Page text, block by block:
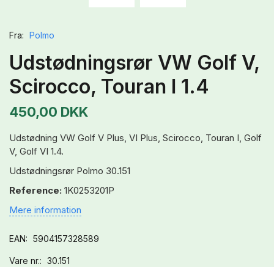
Fra: Polmo
Udstødningsrør VW Golf V,
Scirocco, Touran I 1.4
450,00 DKK
Udstødning VW Golf V Plus, VI Plus, Scirocco, Touran I, Golf
V, Golf VI 1.4.
Udstødningsrør Polmo 30.151
Reference: 1K0253201P
Mere information
EAN: 5904157328589
Vare nr.: 30.151